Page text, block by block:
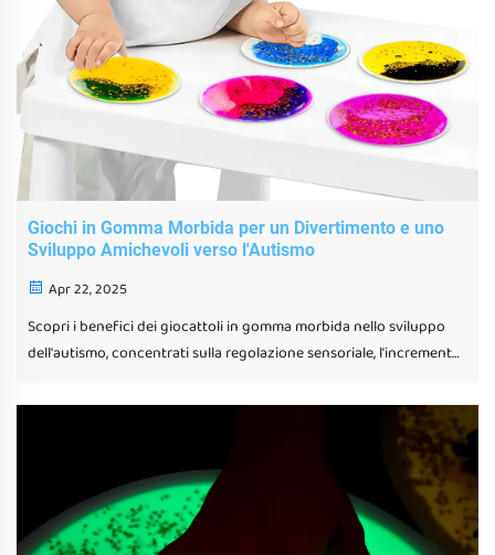
Giochi in Gomma Morbida per un Divertimento e uno
Sviluppo Amichevoli verso l'Autismo
Apr 22, 2025
Scopri i benefici dei giocattoli in gomma morbida nello sviluppo
dell'autismo, concentrati sulla regolazione sensoriale, l'incremento
caratteristiche amichevoli all'autismo come materiali non tossici e